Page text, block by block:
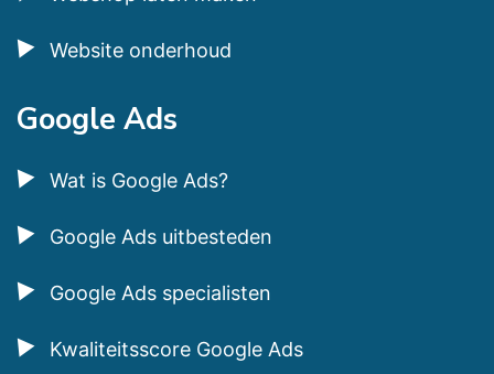
Website onderhoud
Google Ads
Wat is Google Ads?
Google Ads uitbesteden
Google Ads specialisten
Kwaliteitsscore Google Ads